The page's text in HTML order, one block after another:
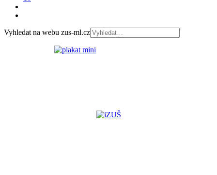
Vyhledat na webu zus-ml.cz